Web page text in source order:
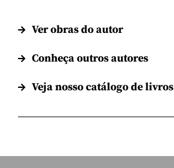
Ver obras do autor
Conheça outros autores
Veja nosso catálogo de livros